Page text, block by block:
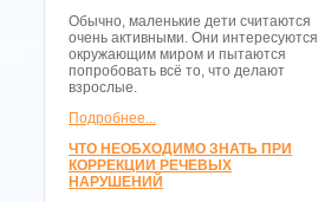
Обычно, маленькие дети считаются
очень активными. Они интересуются
окружающим миром и пытаются
попробовать всё то, что делают
взрослые.
Подробнее...
ЧТО НЕОБХОДИМО ЗНАТЬ ПРИ
КОРРЕКЦИИ РЕЧЕВЫХ
НАРУШЕНИЙ